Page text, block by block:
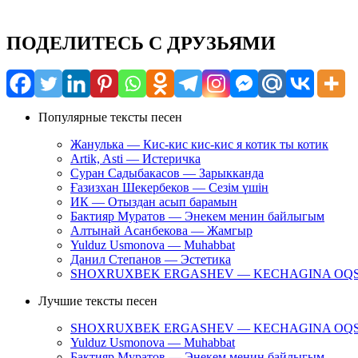
ПОДЕЛИТЕСЬ С ДРУЗЬЯМИ
Популярные тексты песен
Жанулька — Кис-кис кис-кис я котик ты котик
Artik, Asti — Истеричка
Суран Садыбакасов — Зарыкканда
Ғазизхан Шекербеков — Сезім үшін
ИК — Отыздан асып барамын
Бактияр Муратов — Энекем менин байлыгым
Алтынай Асанбекова — Жамгыр
Yulduz Usmonova — Muhabbat
Данил Степанов — Эстетика
SHOXRUXBEK ERGASHEV — KECHAGINA
Лучшие тексты песен
SHOXRUXBEK ERGASHEV — KECHAGINA
Yulduz Usmonova — Muhabbat